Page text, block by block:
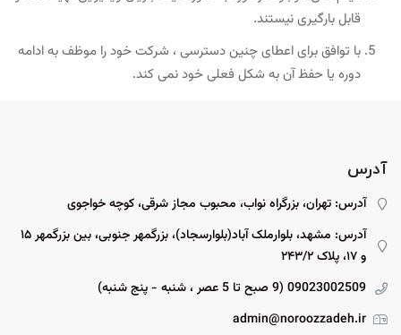
قابل بارگیری نیستند.
با توافق برای اعطای چنین دسترسی ، شرکت خود را موظف به ادامه
دوره یا حفظ آن به شکل فعلی خود نمی کند.
آدرس
آدرس: تهران، بزرگراه نواب، محبوب مجاز شرقی، کوچه خواجوی
آدرس: مشهد، بلوارملک آباد(بلوارسجاد)، بزرگمهر جنوبی، بین بزرگمهر ۱۵
و ۱۷، پلاک ۲۴۳/۲
09023002509 (9 صبح تا 5 عصر ، شنبه - پنج شنبه)
admin@noroozzadeh.ir